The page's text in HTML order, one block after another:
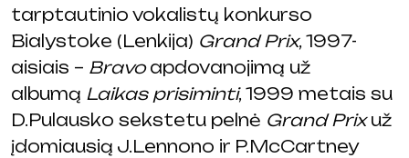
tarptautinio vokalistų konkurso
Bialystoke (Lenkija) Grand Prix, 1997-
aisiais – Bravoapdovanojimą už
albumą Laikas prisiminti, 1999 metais su
D.Pulausko sekstetu pelnė Grand Prixuž
įdomiausią J.Lennono ir P.McCartney